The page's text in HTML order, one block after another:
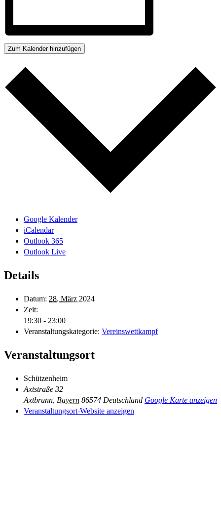
Zum Kalender hinzufügen
Google Kalender
iCalendar
Outlook 365
Outlook Live
Details
Datum: 28. März 2024
Zeit:
19:30 - 23:00
Veranstaltungskategorie: Vereinswettkampf
Veranstaltungsort
Schützenheim
Axtstraße 32
Axtbrunn Bayern 86574 Deutschland Google Karte anzeigen
Veranstaltungsort-Website anzeigen